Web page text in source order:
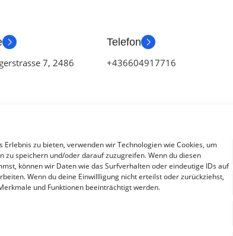
Erlebnis zu bieten, verwenden wir Technologien wie Cookies, um
zu speichern und/oder darauf zuzugreifen. Wenn du diesen
können wir Daten wie das Surfverhalten oder eindeutige IDs auf
Wenn du deine Einwillligung nicht erteilst oder zurückziehst,
und Funktionen beeinträchtigt werden.
7, 2486
Telefon
+436604917716
wünschen, aber
sind
hier.
Kategorien
TV Zubehör
Smartwatch Zubehör